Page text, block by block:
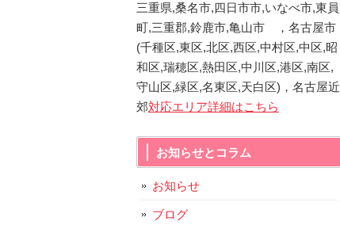
三重県,桑名市,四日市市,いなべ市,東員
町,三重郡,鈴鹿市,亀山市 ，名古屋市
(千種区,東区,北区,西区,中村区,中区,昭
和区,瑞穂区,熱田区,中川区,港区,南区,
守山区,緑区,名東区,天白区)，名古屋近
郊対応エリア詳細はこちら
お知らせとコラム
お知らせ
ブログ